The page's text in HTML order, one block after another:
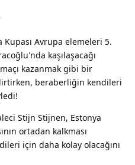
Kupası Avrupa elemeleri 5.
kaşılaşacağı
kazanmak gibi bir
beraberliğin kendileri
Stijn Stijnen, Estonya
ortadan kalkması
için daha kolay olacağını